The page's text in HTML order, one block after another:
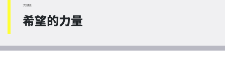
大同區
希望的力量